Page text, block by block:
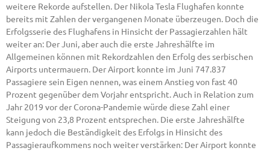
weitere Rekorde aufstellen. Der Nikola Tesla Flughafen konnte
bereits mit Zahlen der vergangenen Monate überzeugen. Doch die
Erfolgsserie des Flughafens in Hinsicht der Passagierzahlen hält
weiter an: Der Juni, aber auch die erste Jahreshälfte im
Allgemeinen können mit Rekordzahlen den Erfolg des serbischen
Airports untermauern. Der Airport konnte im Juni 747.837
Passagiere sein Eigen nennen, was einem Anstieg von fast 40
Prozent gegenüber dem Vorjahr entspricht. Auch in Relation zum
Jahr 2019 vor der Corona-Pandemie würde diese Zahl einer
Steigung von 23,8 Prozent entsprechen. Die erste Jahreshälfte
kann jedoch die Beständigkeit des Erfolgs in Hinsicht des
Passagieraufkommens noch weiter verstärken: Der Airport konnte